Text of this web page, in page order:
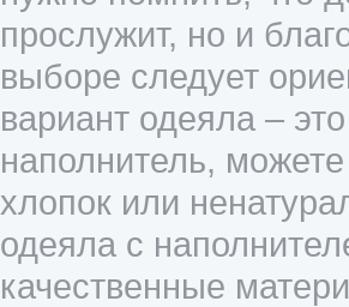
прослужит, но и
выборе следует
вариант одеяла –
наполнитель,
хлопок или
одеяла с
качественные